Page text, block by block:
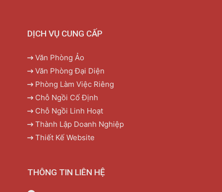
DỊCH VỤ CUNG CẤP
Văn Phòng Ảo
Văn Phòng Đại Diện
Phòng Làm Việc Riêng
Chỗ Ngồi Cố Định
Chỗ Ngồi Linh Hoạt
Thành Lập Doanh Nghiệp
Thiết Kế Website
THÔNG TIN LIÊN HỆ